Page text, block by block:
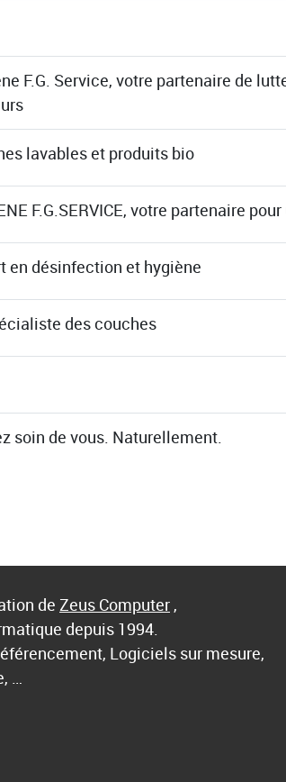
F.G. Service, votre partenaire de
lavables et produits bio
F.G.SERVICE, votre partenaire
en désinfection et hygiène
des couches
soin de vous. Naturellement.
de Zeus Computer ,
depuis 1994.
Logiciels sur mesure,
…